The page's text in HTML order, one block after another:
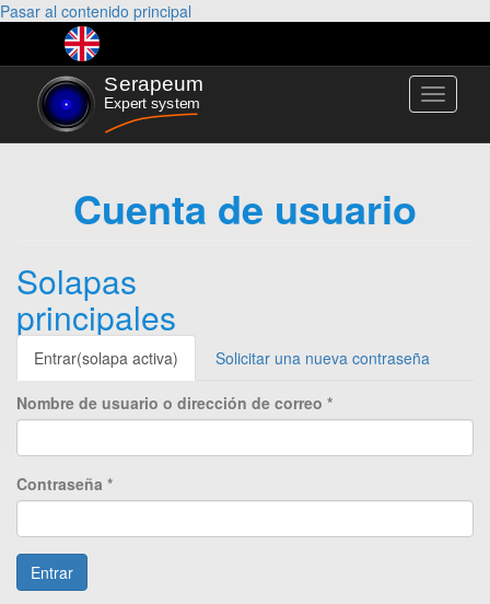
Pasar al contenido principal
Toggle
Cuenta de usuario
Solapas
principales
Entrar(solapa activa) Solicitar una nueva contraseña
Nombre de usuario o dirección de correo *
Contraseña *
Entrar